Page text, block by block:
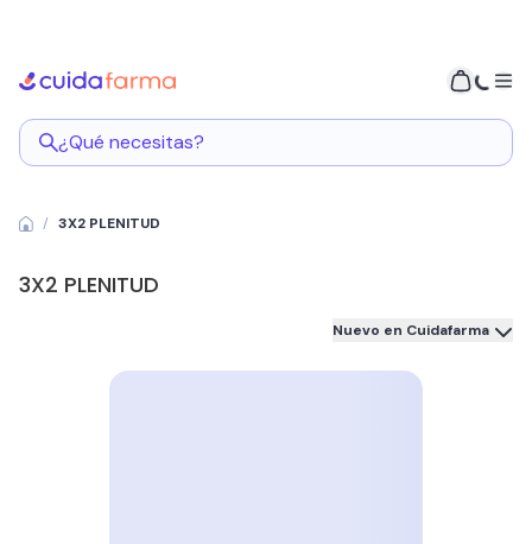
¿Qué necesitas?
3X2 PLENITUD
3X2 PLENITUD
Nuevo en Cuidafarma